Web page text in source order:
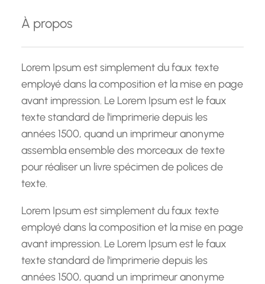
r
c
h
À propos
Lorem Ipsum est simplement du faux texte
employé dans la composition et la mise en page
avant impression. Le Lorem Ipsum est le faux
texte standard de l'imprimerie depuis les
années 1500, quand un imprimeur anonyme
assembla ensemble des morceaux de texte
pour réaliser un livre spécimen de polices de
texte.
Lorem Ipsum est simplement du faux texte
employé dans la composition et la mise en page
avant impression. Le Lorem Ipsum est le faux
texte standard de l'imprimerie depuis les
années 1500, quand un imprimeur anonyme